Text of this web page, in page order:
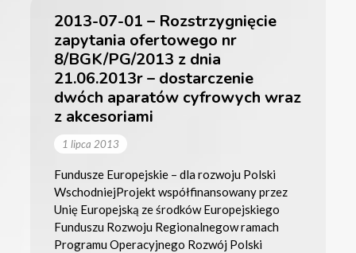
2013-07-01 – Rozstrzygnięcie
zapytania ofertowego nr
8/BGK/PG/2013 z dnia
21.06.2013r – dostarczenie
dwóch aparatów cyfrowych wraz
z akcesoriami
1 lipca 2013
Fundusze Europejskie – dla rozwoju Polski
WschodniejProjekt współfinansowany przez
Unię Europejską ze środków Europejskiego
Funduszu Rozwoju Regionalnegow ramach
Programu Operacyjnego Rozwój Polski